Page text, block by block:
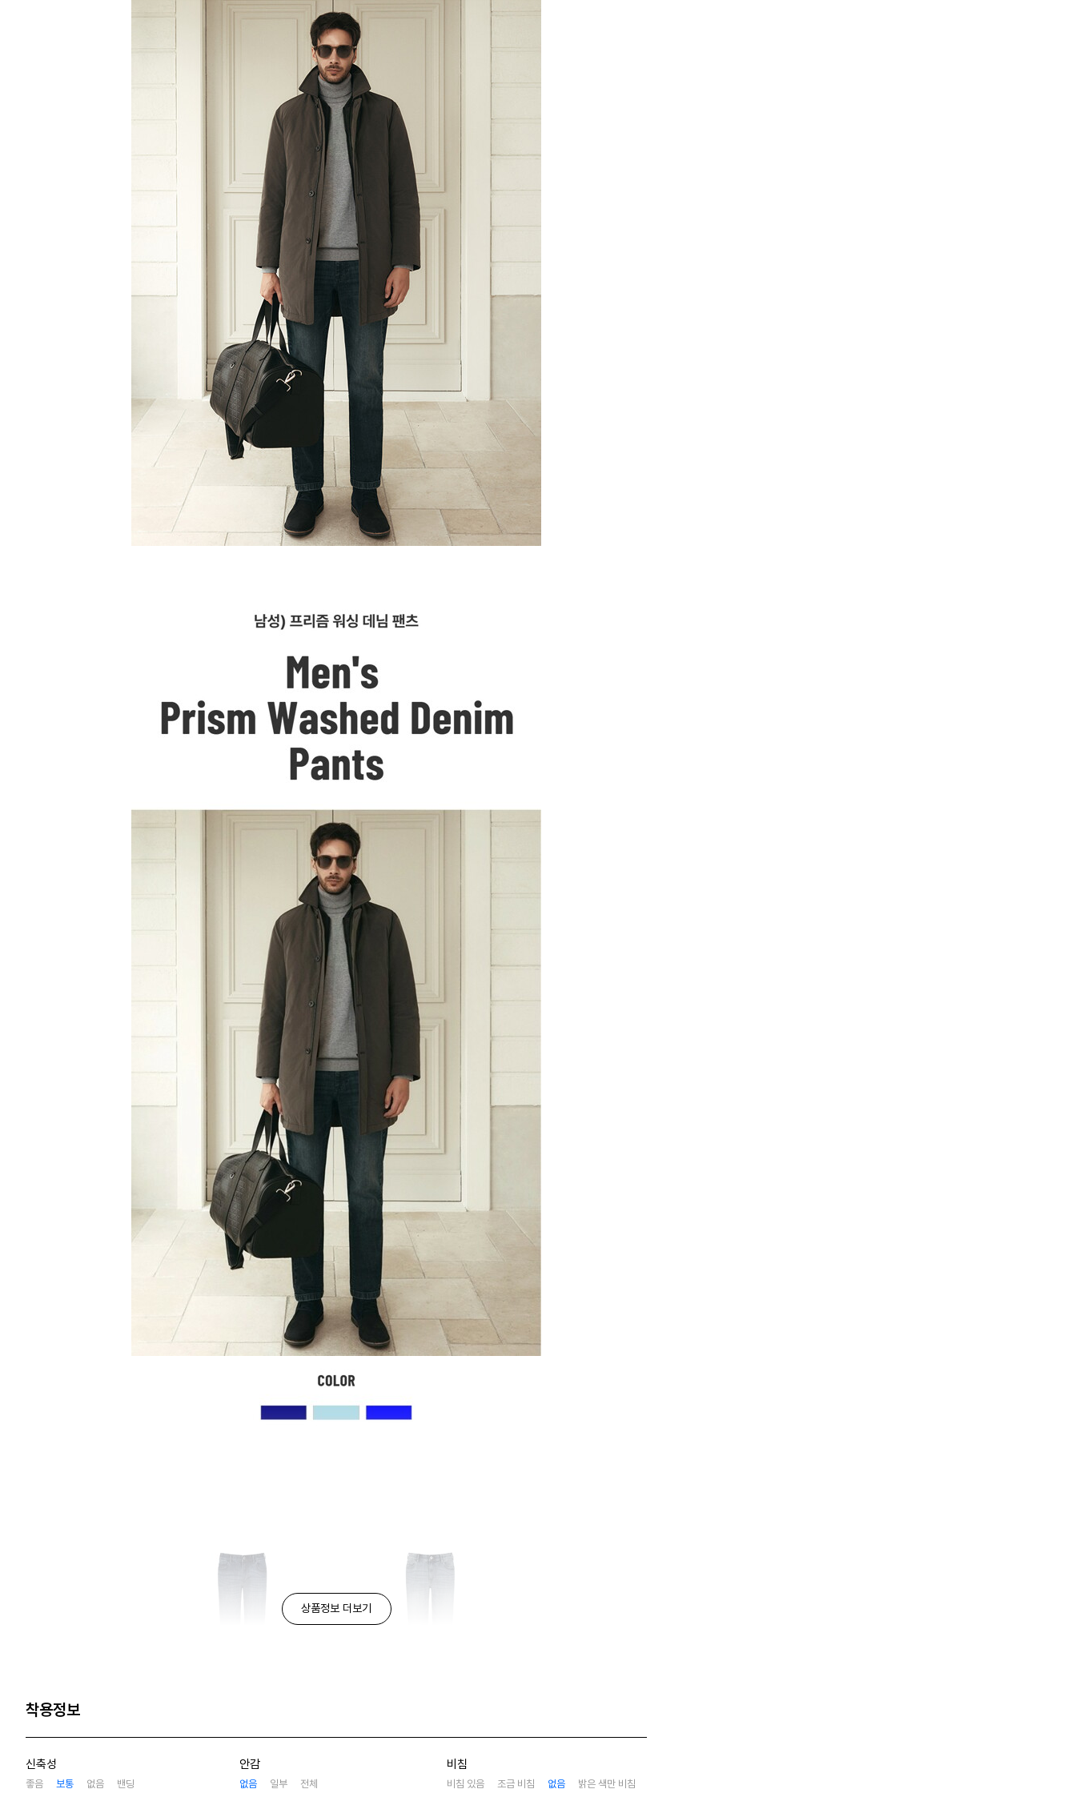
상품정보 더보기
착용정보
신축성
좋음 보통 없음 밴딩
안감
없음 일부 전체
비침
비침 있음 조금 비침 없음 밝은 색만 비침